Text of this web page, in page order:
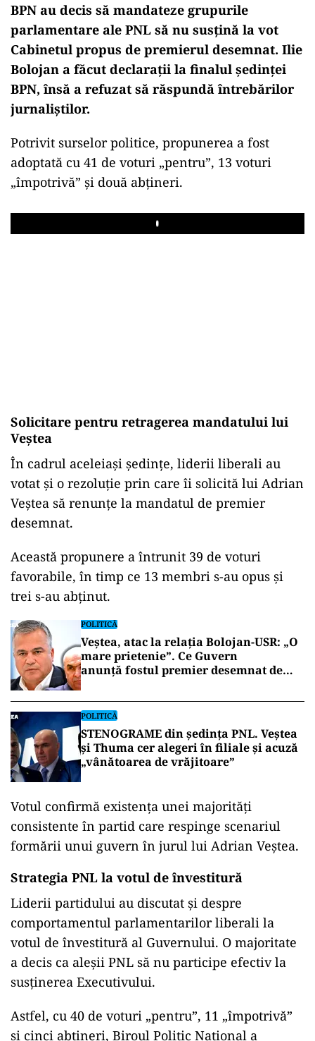
BPN au decis să mandateze grupurile
parlamentare ale PNL să nu susțină la vot
Cabinetul propus de premierul desemnat. Ilie
Bolojan a făcut declarații la finalul ședinței
BPN, însă a refuzat să răspundă întrebărilor
jurnaliștilor.
Potrivit surselor politice, propunerea a fost
adoptată cu 41 de voturi „pentru”, 13 voturi
„împotrivă” și două abțineri.
Play
Solicitare pentru retragerea mandatului lui
Veștea
În cadrul aceleiași ședințe, liderii liberali au
votat și o rezoluție prin care îi solicită lui Adrian
Veștea să renunțe la mandatul de premier
desemnat.
Această propunere a întrunit 39 de voturi
favorabile, în timp ce 13 membri s-au opus și
trei s-au abținut.
POLITICĂ
Veștea, atac la relația Bolojan-USR: „O
mare prietenie”. Ce Guvern
anunță fostul premier desemnat de
POLITICĂ
STENOGRAME din ședința PNL. Veștea
și Thuma cer alegeri în filiale și acuză
„vânătoarea de vrăjitoare”
Votul confirmă existența unei majorități
consistente în partid care respinge scenariul
formării unui guvern în jurul lui Adrian Veștea.
Strategia PNL la votul de învestitură
Liderii partidului au discutat și despre
comportamentul parlamentarilor liberali la
votul de învestitură al Guvernului. O majoritate
a decis ca aleșii PNL să nu participe efectiv la
susținerea Executivului.
Astfel, cu 40 de voturi „pentru”, 11 „împotrivă”
și cinci abțineri, Biroul Politic Național a